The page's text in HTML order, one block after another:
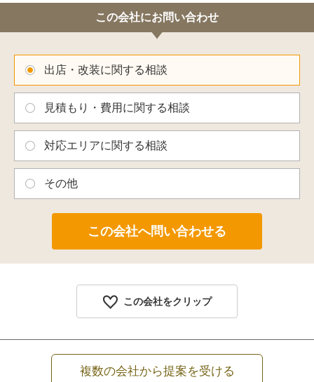
この会社にお問い合わせ
出店・改装に関する相談
見積もり・費用に関する相談
対応エリアに関する相談
その他
この会社をクリップ
複数の会社から提案を受ける